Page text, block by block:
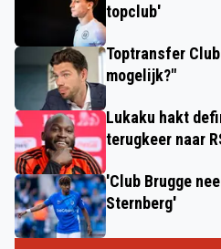
topclub'
Toptransfer
mogelijk?"
Lukaku hakt
terugkeer naar
'Club Brugge
Sternberg'